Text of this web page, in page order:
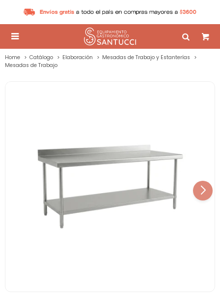

Home Catálogo Elaboración
Mesadas de Trabajo y Estanterías
Mesadas de Trabajo